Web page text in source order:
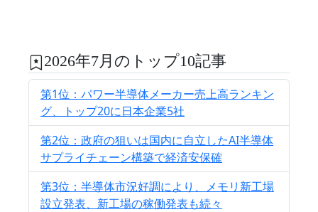
2026年7月のトップ10記事
第1位：パワー半導体メーカー売上高ランキン
グ、トップ20に日本企業5社
第2位：政府の狙いは国内に自立したAI半導体
サプライチェーン構築で経済安保確
第3位：半導体市況好調により、メモリ新工場
設立発表、新工場の稼働発表も続々